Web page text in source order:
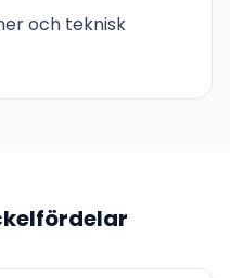
och teknisk